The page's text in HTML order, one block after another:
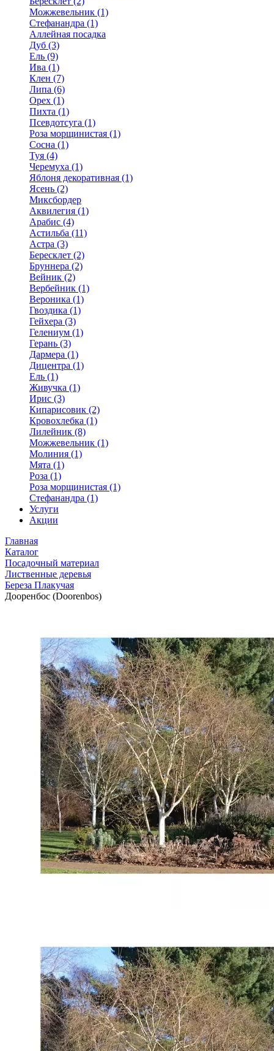
Можжевельник (1)
Стефанандра (1)
Аллейная посадка
Дуб (3)
Ель (9)
Ива (1)
Клен (7)
Липа (6)
Орех (1)
Пихта (1)
Псевдотсуга (1)
Роза морщинистая (1)
Сосна (1)
Туя (4)
Черемуха (1)
Яблоня декоративная (1)
Ясень (2)
Миксбордер
Аквилегия (1)
Арабис (4)
Астильба (11)
Астра (3)
Бересклет (2)
Бруннера (2)
Вейник (2)
Вербейник (1)
Вероника (1)
Гвоздика (1)
Гейхера (3)
Гелениум (1)
Герань (3)
Дармера (1)
Дицентра (1)
Ель (1)
Живучка (1)
Ирис (3)
Кипарисовик (2)
Кровохлебка (1)
Лилейник (8)
Можжевельник (1)
Молиния (1)
Мята (1)
Роза (1)
Роза морщинистая (1)
Стефанандра (1)
Услуги
Акции
Главная
Каталог
Посадочный материал
Лиственные деревья
Береза Плакучая
Дооренбос (Doorenbos)